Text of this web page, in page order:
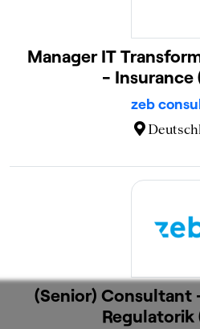
Manager IT
- Insurance
zeb
(Senior) Consultant
Regulatorik